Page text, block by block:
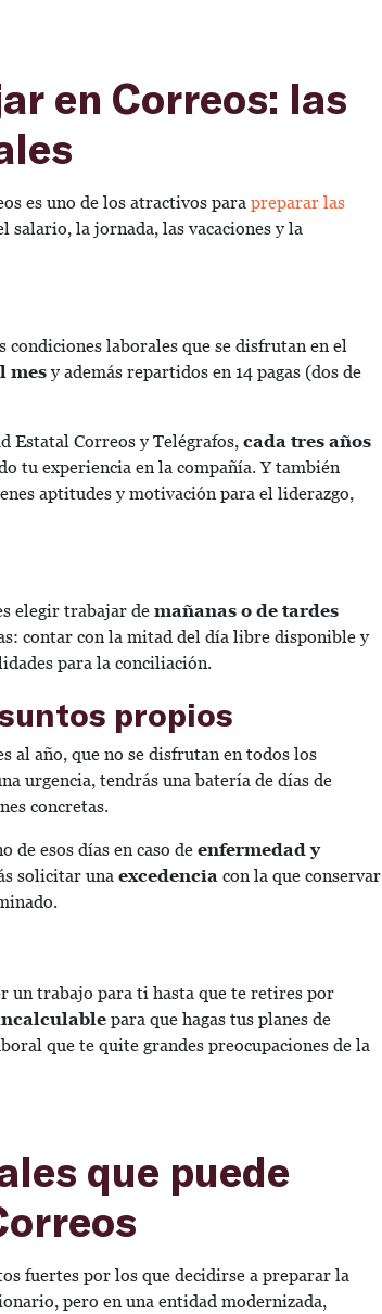
en Correos: las
es uno de los atractivos para preparar las
salario, la jornada, las vacaciones y la
condiciones laborales que se disfrutan en el
mesy además repartidos en 14 pagas (dos de
Estatal Correos y Telégrafos, cada tres años
tu experiencia en la compañía. Y también
aptitudes y motivación para el liderazgo,
elegir trabajar de mañanas o de tardes
contar con la mitad del día libre disponible y
para la conciliación.
propios
al año, que no se disfrutan en todos los
urgencia, tendrás una batería de días de
concretas.
de esos días en caso de enfermedad y
solicitar una excedencia con la que conservar
un trabajo para ti hasta que te retires por
para que hagas tus planes de
que te quite grandes preocupaciones de la
que puede
fuertes por los que decidirse a preparar la
pero en una entidad modernizada,